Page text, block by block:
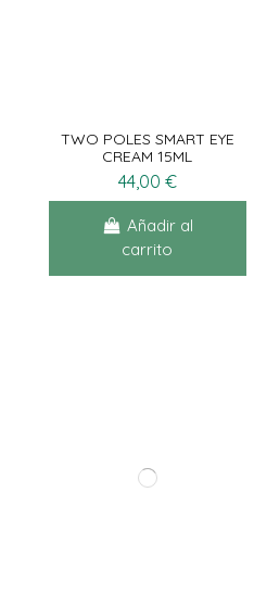
TWO POLES SMART EYE
CREAM 15ML
44,00 €
Añadir al
carrito